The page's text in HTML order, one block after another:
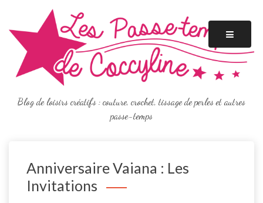
content
Blog de loisirs créatifs : couture, crochet, tissage de perles et autres
passe-temps
Anniversaire Vaiana : Les
Invitations